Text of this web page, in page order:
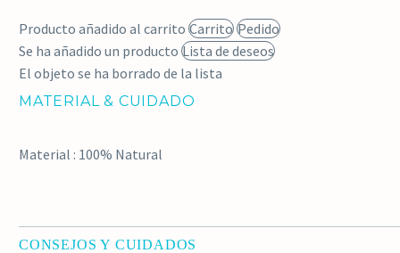
PatchWork
cantidad
Producto añadido al carrito Carrito Pedido
Se ha añadido un producto Lista de deseos
El objeto se ha borrado de la lista
MATERIAL & CUIDADO
Material : 100% Natural
CONSEJOS Y CUIDADOS